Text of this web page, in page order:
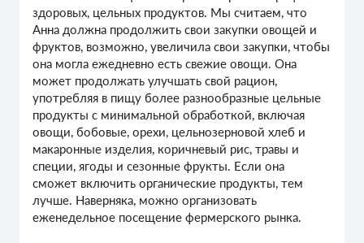
здоровых, цельных продуктов. Мы считаем, что
Анна должна продолжить свои закупки овощей и
фруктов, возможно, увеличила свои закупки, чтобы
она могла ежедневно есть свежие овощи. Она
может продолжать улучшать свой рацион,
употребляя в пищу более разнообразные цельные
продукты с минимальной обработкой, включая
овощи, бобовые, орехи, цельнозерновой хлеб и
макаронные изделия, коричневый рис, травы и
специи, ягоды и сезонные фрукты. Если она
сможет включить органические продукты, тем
лучше. Наверняка, можно организовать
еженедельное посещение фермерского рынка.